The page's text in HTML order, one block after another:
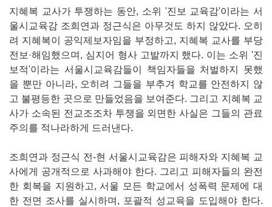
지혜복 교사가 투쟁하는 동안, 소위 '진보 교육감'이라는 서
울시교육감 조희연과 정근식은 아무것도 하지 않았다. 오히
려 지혜복이 공익제보자임을 부정하고, 지혜복 교사를 부당
전보·해임했으며, 심지어 형사 고발까지 했다. 이는 소위 '진
보적'이라는 서울시교육감들이 책임자들을 처벌하지 못했
을 뿐만 아니라, 오히려 그들을 부추겨 학교를 안전하지 않
고 불평등한 곳으로 만들었음을 보여준다. 그리고 지혜복 교
사가 소속된 전교조조차 투쟁을 외면한 사실은 그들의 관료
주의를 적나라하게 드러낸다.
조희연과 정근식 전-현 서울시교육감은 피해자와 지혜복 교
사에게 공개적으로 사과해야 한다. 그리고 피해자들의 완전
한 회복을 지원하고, 서울 모든 학교에서 성폭력 문제에 대
한 전면 조사를 실시하며, 포괄적 성교육을 도입해야 한다.